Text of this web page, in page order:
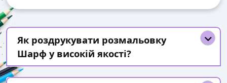
Як роздрукувати розмальовку
Шарф у високій якості?